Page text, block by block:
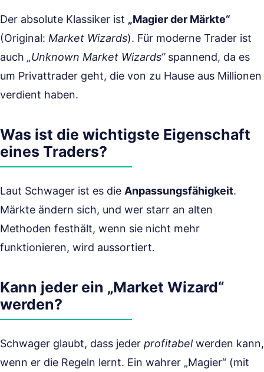
Der absolute Klassiker ist „Magier der Märkte“
(Original: Market Wizards). Für moderne Trader ist
auch „Unknown Market Wizards“spannend, da es
um Privattrader geht, die von zu Hause aus Millionen
verdient haben.
Was ist die wichtigste Eigenschaft
eines Traders?
Laut Schwager ist es die Anpassungsfähigkeit.
Märkte ändern sich, und wer starr an alten
Methoden festhält, wenn sie nicht mehr
funktionieren, wird aussortiert.
Kann jeder ein „Market Wizard“
werden?
Schwager glaubt, dass jeder profitabelwerden kann,
wenn er die Regeln lernt. Ein wahrer „Magier“ (mit